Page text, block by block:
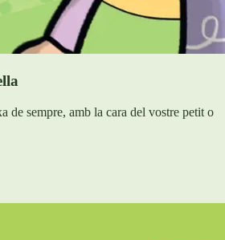
de sempre, amb la cara del vostre petit o